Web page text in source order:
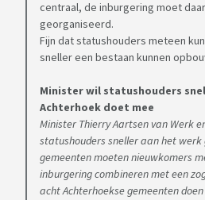
centraal, de inburgering moet
georganiseerd.
Fijn dat statushouders meteen
sneller een bestaan kunnen
Minister wil statushouders
Achterhoek doet mee
Minister Thierry Aartsen van Werk
statushouders sneller aan het
gemeenten moeten nieuwkomers
inburgering combineren met een
acht Achterhoekse gemeenten doen